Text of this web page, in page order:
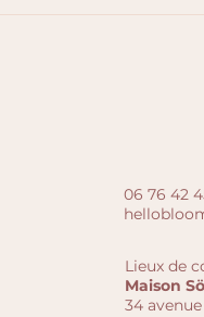
06 76 42
Lieux de
Maison
34